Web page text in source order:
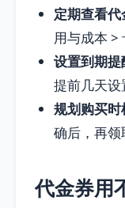
定期查看代
用与成本 >
设置到期提
提前几天设
规划购买时
确后，再领
代金券用